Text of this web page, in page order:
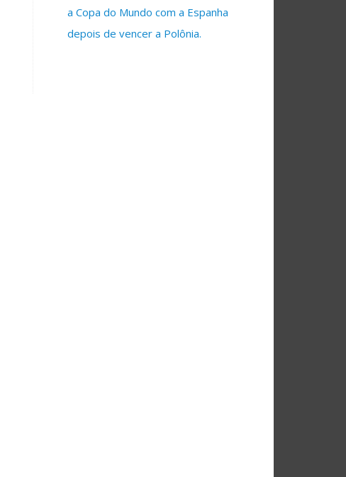
a Copa do Mundo com a Espanha
depois de vencer a Polônia.